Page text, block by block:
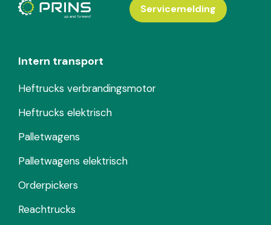
Intern transport
Heftrucks verbrandingsmotor
Heftrucks elektrisch
Palletwagens
Palletwagens elektrisch
Orderpickers
Reachtrucks
Servicemelding